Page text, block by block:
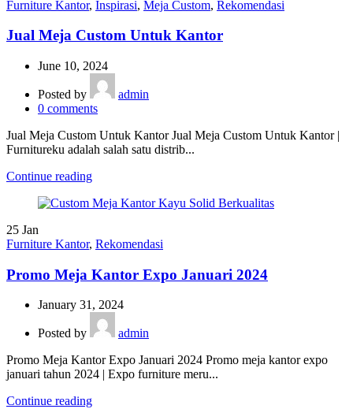
Furniture Kantor, Inspirasi, Meja Custom, Rekomendasi
Jual Meja Custom Untuk Kantor
June 10, 2024
Posted by
admin
0 comments
Jual Meja Custom Untuk Kantor Jual Meja Custom Untuk Kantor |
Furnitureku adalah salah satu distrib...
Continue reading
25 Jan
Furniture Kantor, Rekomendasi
Promo Meja Kantor Expo Januari 2024
January 31, 2024
Posted by
admin
Promo Meja Kantor Expo Januari 2024 Promo meja kantor expo
januari tahun 2024 | Expo furniture meru...
Continue reading